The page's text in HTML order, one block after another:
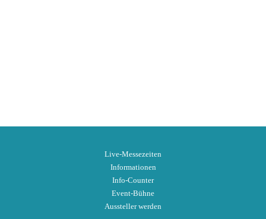
Live-Messezeiten
Informationen
Info-Counter
Event-Bühne
Aussteller werden